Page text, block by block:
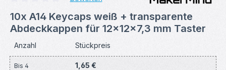
10x A14 Keycaps weiß + transparente
Abdeckkappen für 12×12×7,3 mm Taster
Anzahl Stückpreis
Bis 4 1,65 €